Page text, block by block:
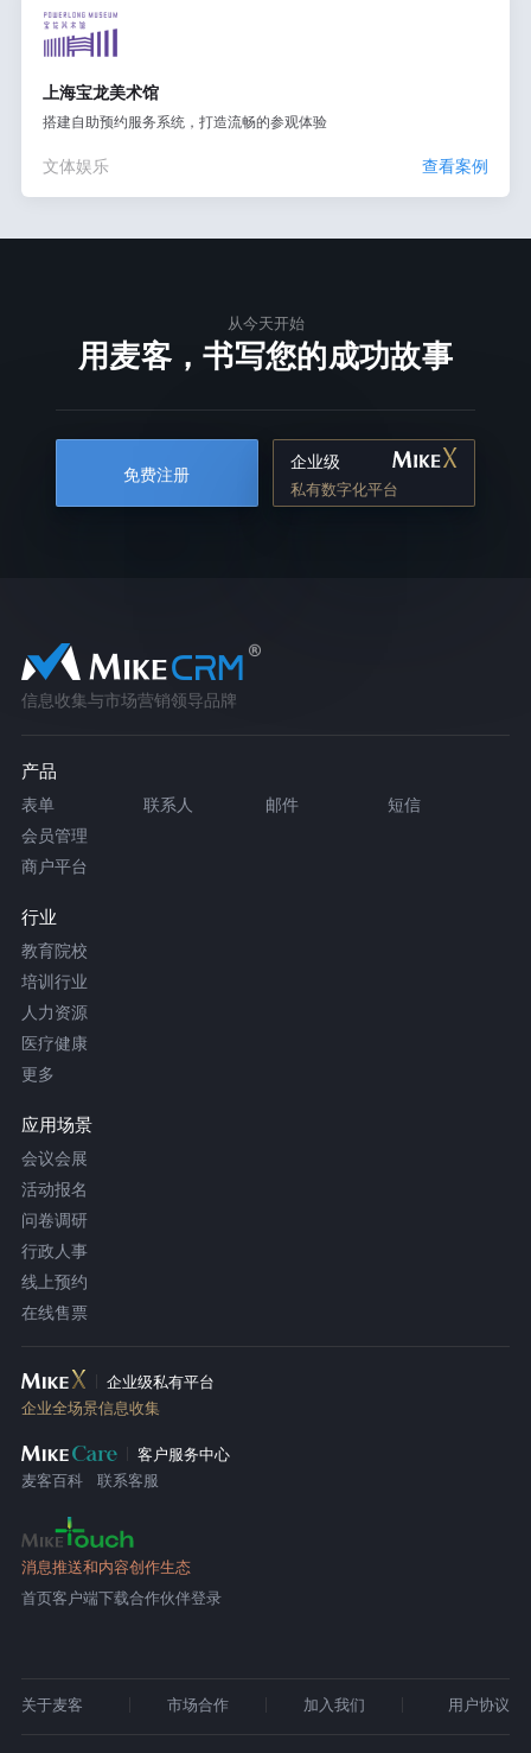
上海宝龙美术馆
搭建自助预约服务系统，打造流畅的参观体验
文体娱乐 查看案例
从今天开始
用麦客，书写您的成功故事
免费注册
企业级
私有数字化平台
信息收集与市场营销领导品牌
产品
表单 联系人 邮件
短信
会员管理
商户平台
行业
教育院校
培训行业
人力资源
医疗健康
更多
应用场景
会议会展
活动报名
问卷调研
行政人事
线上预约
在线售票
企业级私有平台
企业全场景信息收集
客户服务中心
麦客百科
联系客服
消息推送和内容创作生态
首页客户端下载合作伙伴登录
关于麦客 市场合作 加入我们 用户协议